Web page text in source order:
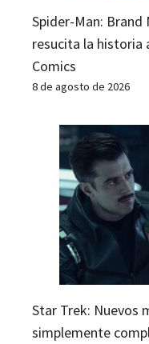
Spider-Man: Brand
resucita la historia
Comics
8 de agosto de 2026
Star Trek: Nuevos
simplemente